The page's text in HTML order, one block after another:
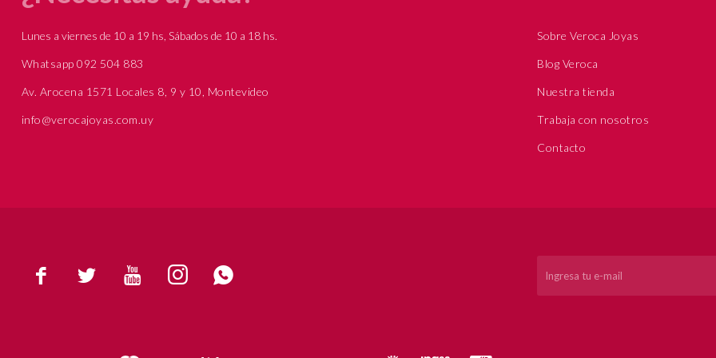
    
Lunes a viernes de 10 a 19 hs, Sábados de 10 a 18 hs.
Whatsapp 092 504 883
Av. Arocena 1571 Locales 8, 9 y 10, Montevideo
info@verocajoyas.com.uy
Sobre Veroca Joyas
Blog Veroca
Nuestra tienda
Trabaja con nosotros
Contacto